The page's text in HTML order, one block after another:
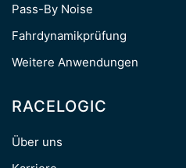
Pass-By Noise
Fahrdynamikprüfung
Weitere Anwendungen
RACELOGIC
Über uns